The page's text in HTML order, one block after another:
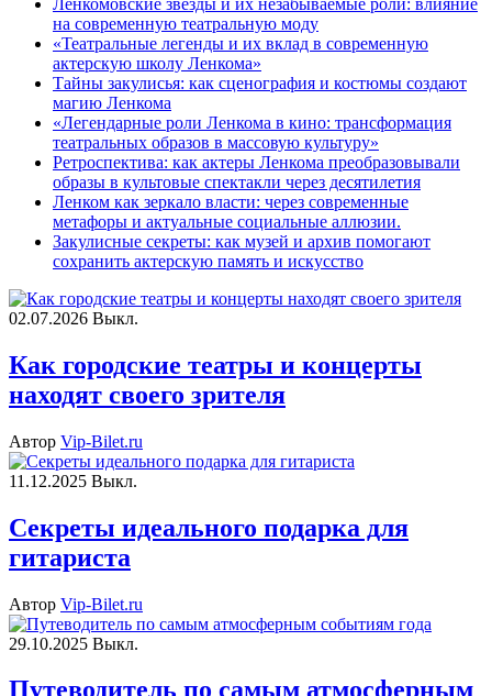
Ленкомовские звезды и их незабываемые роли: влияние
на современную театральную моду
«Театральные легенды и их вклад в современную
актерскую школу Ленкома»
Тайны закулисья: как сценография и костюмы создают
магию Ленкома
«Легендарные роли Ленкома в кино: трансформация
театральных образов в массовую культуру»
Ретроспектива: как актеры Ленкома преобразовывали
образы в культовые спектакли через десятилетия
Ленком как зеркало власти: через современные
метафоры и актуальные социальные аллюзии.
Закулисные секреты: как музей и архив помогают
сохранить актерскую память и искусство
02.07.2026 Выкл.
Как городские театры и концерты
находят своего зрителя
Автор Vip-Bilet.ru
11.12.2025 Выкл.
Секреты идеального подарка для
гитариста
Автор Vip-Bilet.ru
29.10.2025 Выкл.
Путеводитель по самым атмосферным